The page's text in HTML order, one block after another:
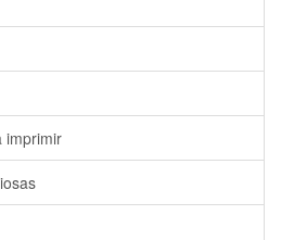
imprimir